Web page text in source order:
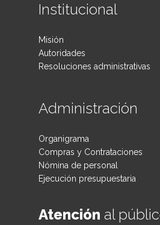
Institucional
Misión
Autoridades
Resoluciones administrativas
Administración
Organigrama
Compras y Contrataciones
Nómina de personal
Ejecución presupuestaria
Atención al